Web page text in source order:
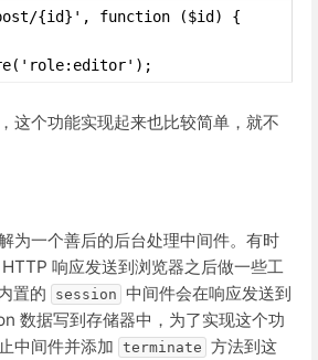
{id}', function ($id) {
这个功能实现起来也比较简单，就不
为一个善后的后台处理中间件。有时
响应发送到浏览器之后做一些工
置的
session 中间件会在响应发送到
数据写到存储器中，为了实现这个功
中间件并添加 terminate 方法到这